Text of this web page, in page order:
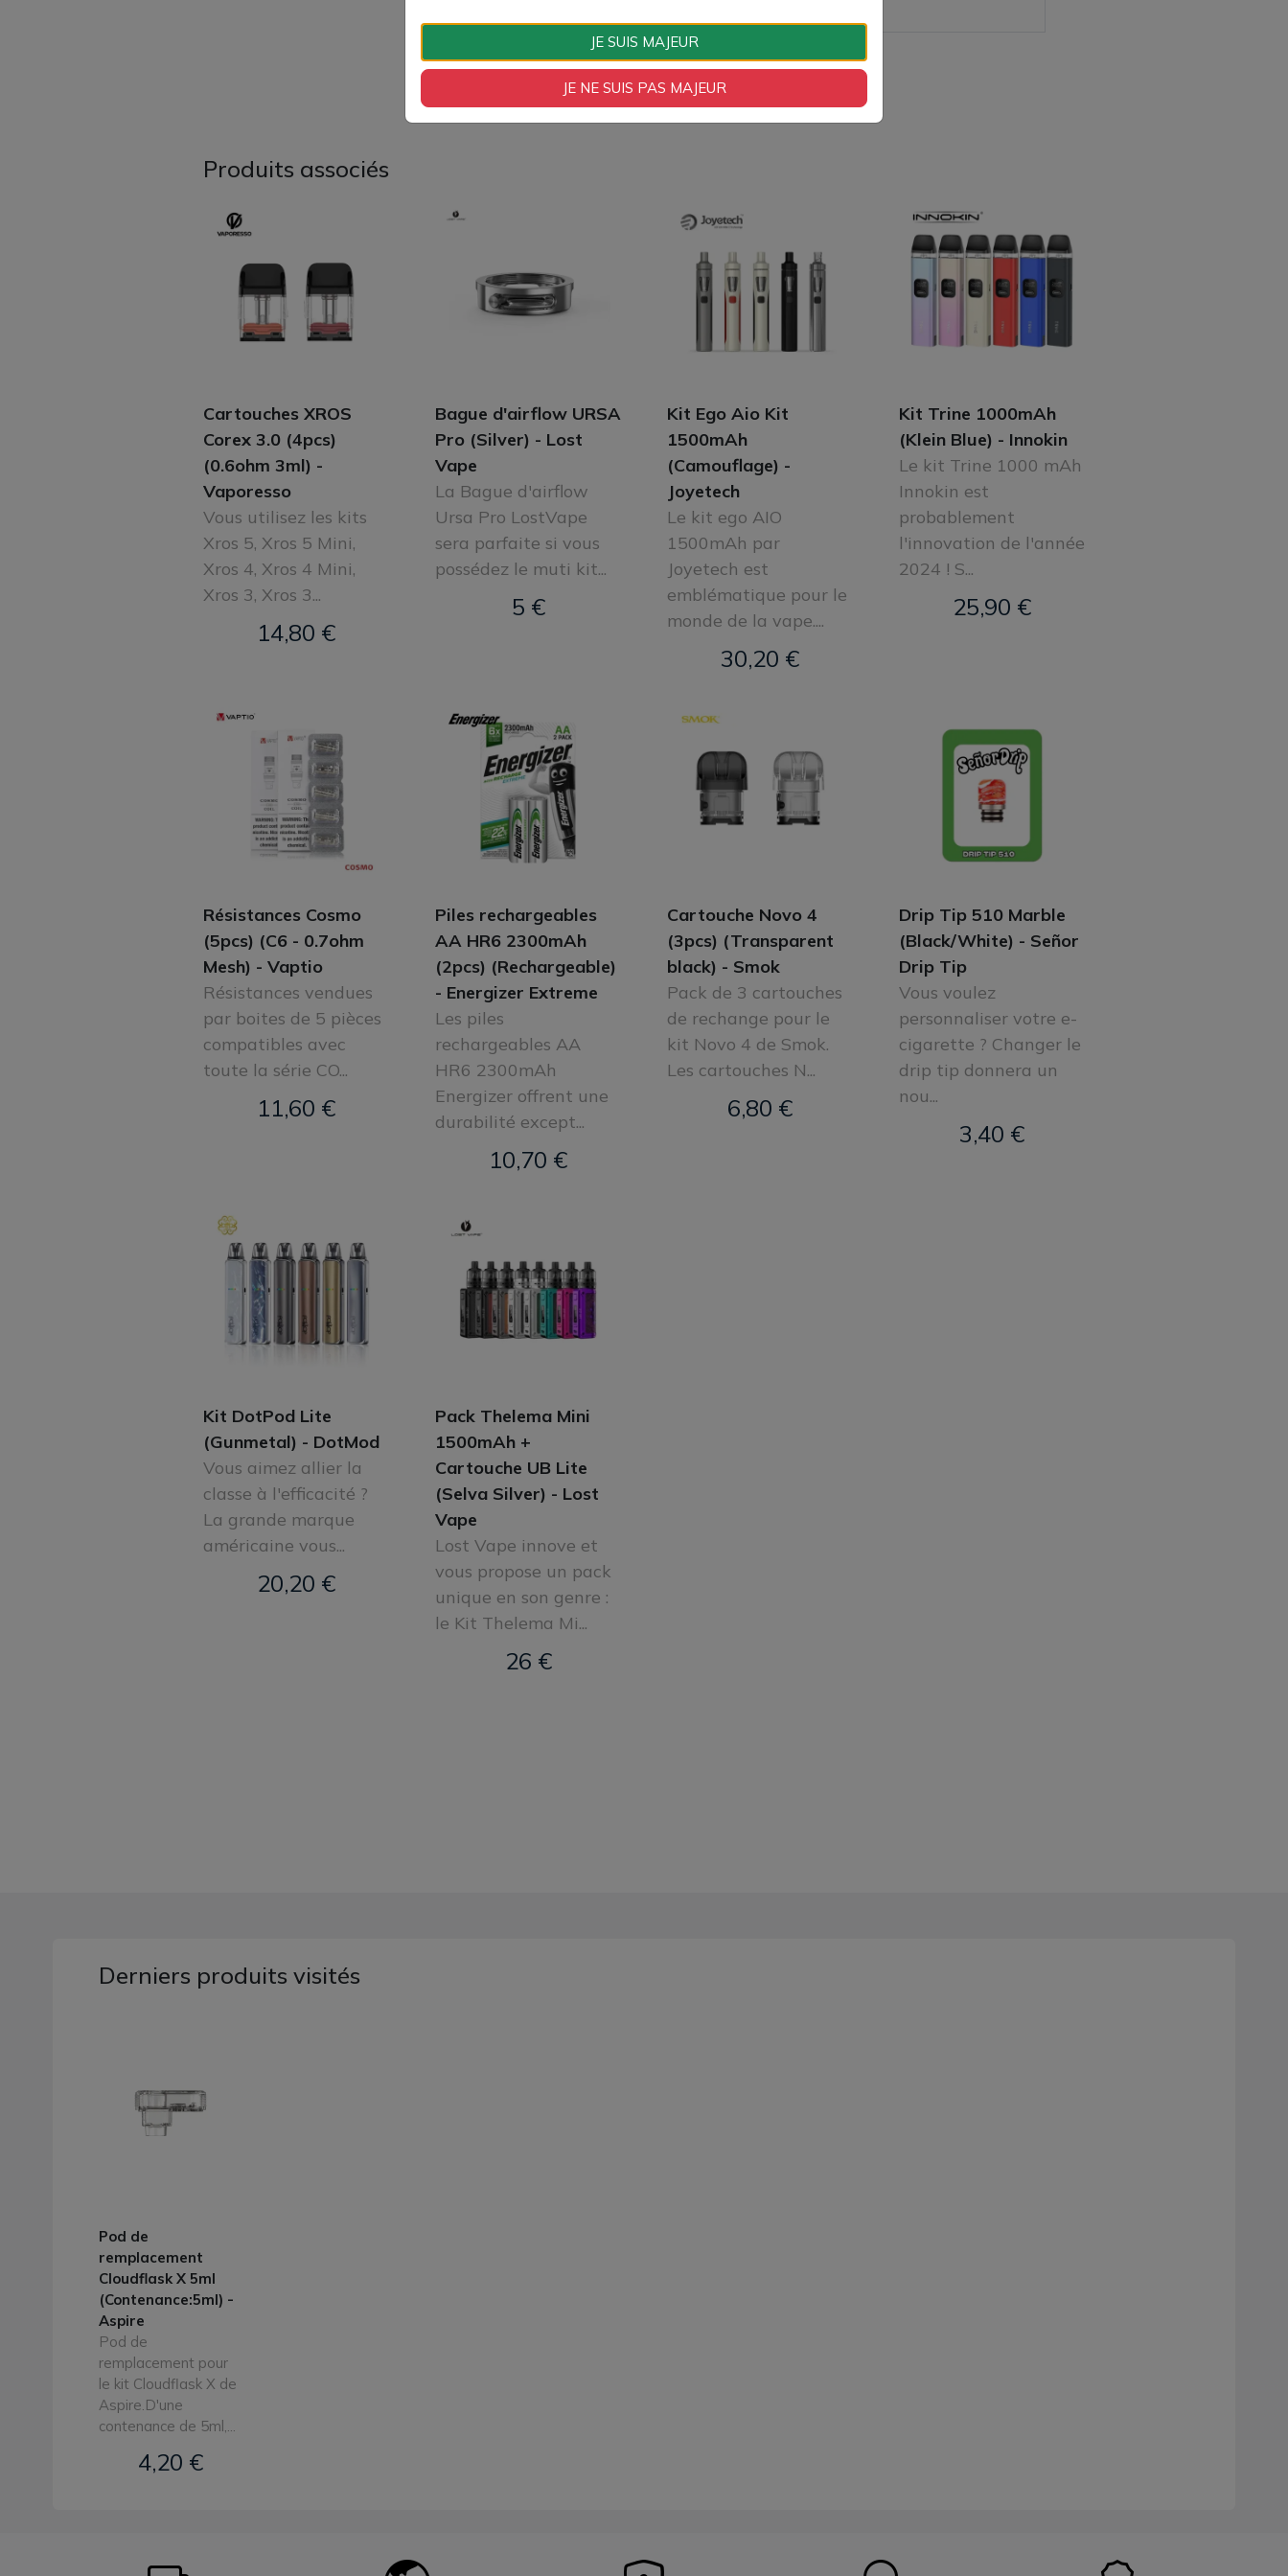
Produits associés
Cartouches XROS
Corex 3.0 (4pcs)
(0.6ohm 3ml) -
Vaporesso
Vous utilisez les kits
Xros 5, Xros 5 Mini,
Xros 4, Xros 4 Mini,
Xros 3, Xros 3...
14,80 €
Bague d'airflow URSA
Pro (Silver) - Lost
Vape
La Bague d'airflow
Ursa Pro LostVape
sera parfaite si vous
possédez le muti kit...
5 €
Kit Ego Aio Kit
1500mAh
(Camouflage) -
Joyetech
Le kit ego AIO
1500mAh par
Joyetech est
emblématique pour le
monde de la vape....
30,20 €
Kit Trine 1000mAh
(Klein Blue) - Innokin
Le kit Trine 1000 mAh
Innokin est
probablement
l'innovation de l'année
2024 ! S...
25,90 €
Résistances Cosmo
(5pcs) (C6 - 0.7ohm
Mesh) - Vaptio
Résistances vendues
par boites de 5 pièces
compatibles avec
toute la série CO...
11,60 €
Piles rechargeables
AA HR6 2300mAh
(2pcs) (Rechargeable)
- Energizer Extreme
Les piles
rechargeables AA
HR6 2300mAh
Energizer offrent une
durabilité except...
10,70 €
Cartouche Novo 4
(3pcs) (Transparent
black) - Smok
Pack de 3 cartouches
de rechange pour le
kit Novo 4 de Smok.
Les cartouches N...
6,80 €
Drip Tip 510 Marble
(Black/White) - Señor
Drip Tip
Vous voulez
personnaliser votre e-
cigarette ? Changer le
drip tip donnera un
nou...
3,40 €
Kit DotPod Lite
(Gunmetal) - DotMod
Vous aimez allier la
classe à l'efficacité ?
La grande marque
américaine vous...
20,20 €
Pack Thelema Mini
1500mAh +
Cartouche UB Lite
(Selva Silver) - Lost
Vape
Lost Vape innove et
vous propose un pack
unique en son genre :
le Kit Thelema Mi...
26 €
Derniers produits visités
Pod de
remplacement
Cloudflask X 5ml
(Contenance:5ml) -
Aspire
Pod de
remplacement pour
le kit Cloudflask X de
Aspire.D'une
contenance de 5ml,...
4,20 €
JE SUIS MAJEUR
JE NE SUIS PAS MAJEUR